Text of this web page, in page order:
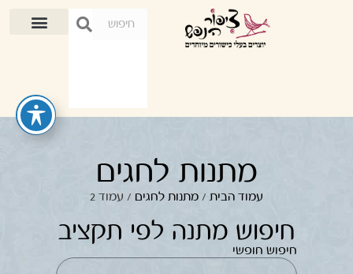
מתנות לחגים
עמוד הבית / מתנות לחגים / עמוד 2
חיפוש מתנה לפי תקציב
חיפוש חופשי